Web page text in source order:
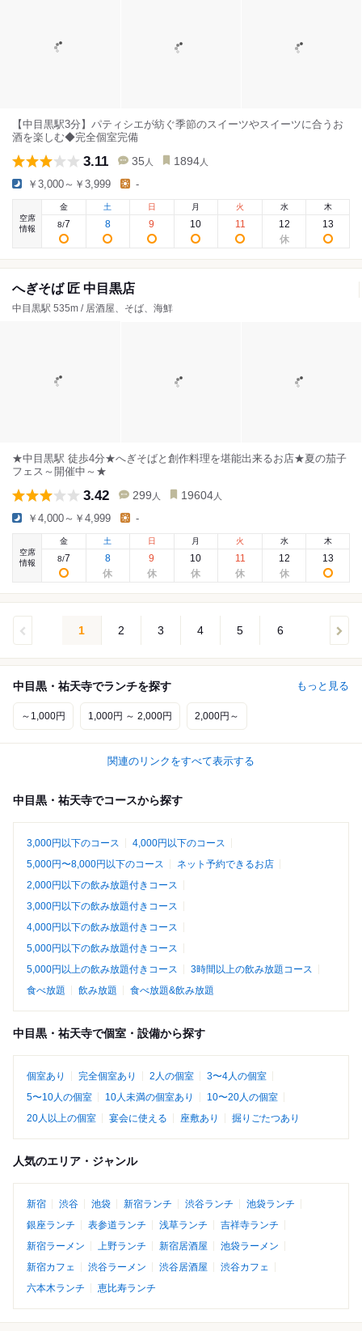
【中目黒駅3分】パティシエが紡ぐ季節のスイーツやスイーツに合うお
酒を楽しむ◆完全個室完備
3.11 35 人 1894 人
￥3,000～￥3,999 -
空席
情報
金
8/7
土
8
日
9
月
10
火
11
水
12
木
13
へぎそば 匠 中目黒店
中目黒駅 535m / 居酒屋、そば、海鮮
★中目黒駅 徒歩4分★へぎそばと創作料理を堪能出来るお店★夏の茄子
フェス～開催中～★
3.42 299 人 19604 人
￥4,000～￥4,999 -
空席
情報
金
8/7
土
8
日
9
月
10
火
11
水
12
木
13
1 2 3 4 5 6
中目黒・祐天寺でランチを探す もっと見る
～1,000円 1,000円 ～ 2,000円 2,000円～
関連のリンクをすべて表示する
中目黒・祐天寺でコースから探す
3,000円以下のコース
4,000円以下のコース
5,000円〜8,000円以下のコース
ネット予約できるお店
2,000円以下の飲み放題付きコース
3,000円以下の飲み放題付きコース
4,000円以下の飲み放題付きコース
5,000円以下の飲み放題付きコース
5,000円以上の飲み放題付きコース
3時間以上の飲み放題コース
食べ放題
飲み放題 食べ放題&飲み放題
中目黒・祐天寺で個室・設備から探す
個室あり 完全個室あり 2人の個室
3〜4人の個室
5〜10人の個室
10人未満の個室あり
10〜20人の個室
20人以上の個室
宴会に使える 座敷あり 掘りごたつあり
人気のエリア・ジャンル
新宿 渋谷 池袋 新宿ランチ 渋谷ランチ
池袋ランチ
銀座ランチ
表参道ランチ 浅草ランチ
吉祥寺ランチ
新宿ラーメン
上野ランチ 新宿居酒屋
池袋ラーメン
新宿カフェ
渋谷ラーメン 渋谷居酒屋
渋谷カフェ
六本木ランチ
恵比寿ランチ